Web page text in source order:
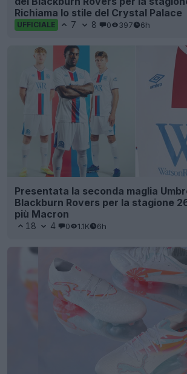
Richiama lo stile del Crystal Palace
UFFICIALE 7 8 0 397 6h
Presentata la seconda maglia
Blackburn Rovers per la stagione
più Macron
18 4 0 1.1K 6h